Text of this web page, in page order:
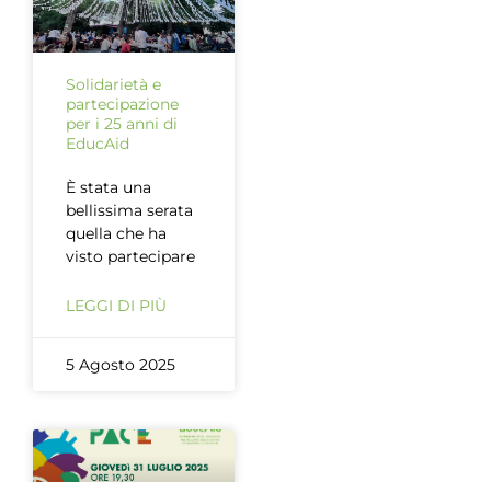
Solidarietà e
partecipazione
per i 25 anni di
EducAid
È stata una
bellissima serata
quella che ha
visto partecipare
LEGGI DI PIÙ
5 Agosto 2025